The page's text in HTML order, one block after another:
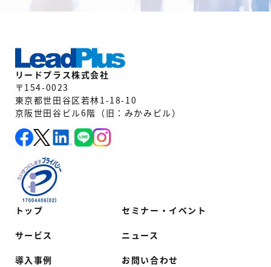
トップ
サービス
導入事例
セミナー・イベント
ニュース
お問い合わせ
リードプラス株式会社
〒154-0023
東京都世田谷区若林1-18-10
京阪世田谷ビル6階（旧：みかみビル）